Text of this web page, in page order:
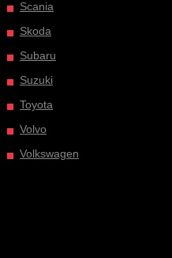
Scania
Skoda
Subaru
Suzuki
Toyota
Volvo
Volkswagen